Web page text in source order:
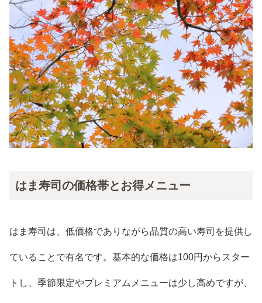
はま寿司の価格帯とお得メニュー
はま寿司は、低価格でありながら品質の高い寿司を提供し
ていることで有名です。基本的な価格は100円からスター
トし、季節限定やプレミアムメニューは少し高めですが、